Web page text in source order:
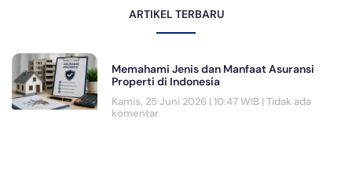
ARTIKEL TERBARU
Memahami Jenis dan Manfaat Asuransi
Properti di Indonesia
Kamis, 25 Juni 2026 | 10:47 WIB Tidak ada
komentar